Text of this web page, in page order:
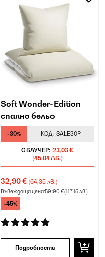
Soft Wonder-Edition
спално бельо
-30% КОД: SALE30P
С ВАУЧЕР: 23,03 €
(45,04 ЛВ.)
32,90 € (64,35 лв.)
Въвеждаща цена:59,90 €(117,15 лв.)
-45%
Подробности